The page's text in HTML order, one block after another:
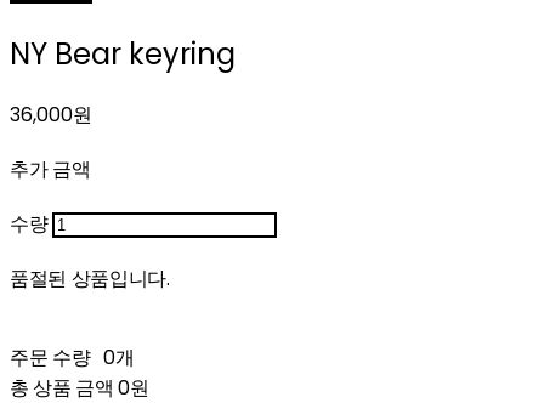
NY Bear keyring
36,000원
추가 금액
수량
품절된 상품입니다.
주문 수량 0개
총 상품 금액 0원